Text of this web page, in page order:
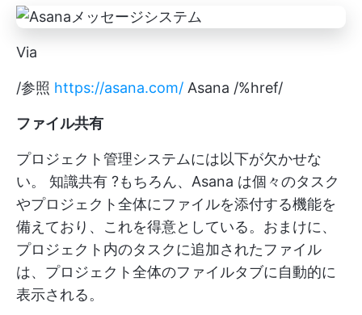
Via
/参照 https://asana.com/ Asana /%href/
ファイル共有
プロジェクト管理システムには以下が欠かせな
い。 知識共有 ?もちろん、Asana は個々のタスク
やプロジェクト全体にファイルを添付する機能を
備えており、これを得意としている。おまけに、
プロジェクト内のタスクに追加されたファイル
は、プロジェクト全体のファイルタブに自動的に
表示される。